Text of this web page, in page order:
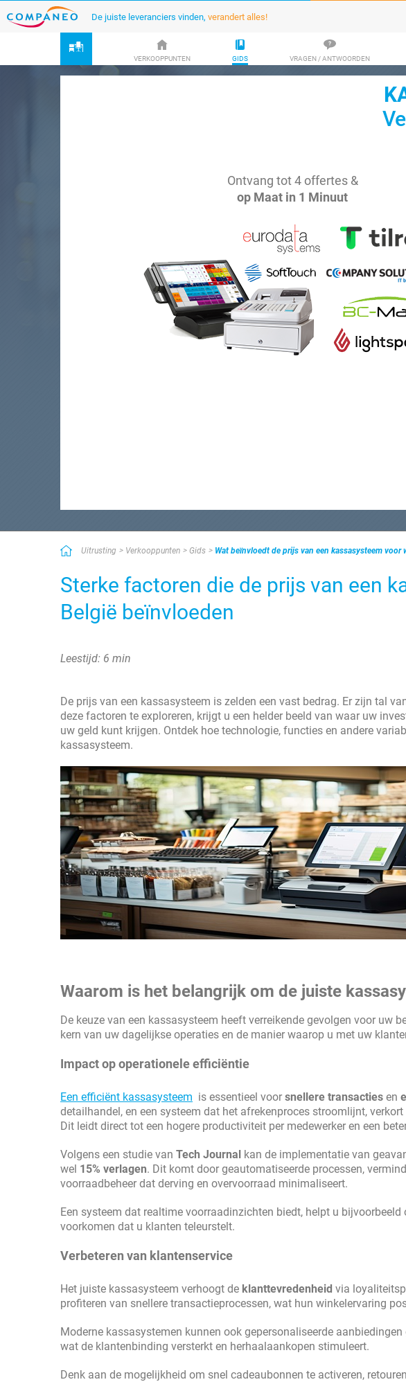
De juiste leveranciers vinden, verandert alles!
VERKOOPPUNTEN GIDS VRAGEN / ANTWOORDEN
Ontvang tot 4 offertes &
op Maat in 1 Minuut
Uitrusting Verkooppunten Gids Wat beïnvloedt de prijs van een kassasysteem voor
Sterke factoren die de prijs van een
België beïnvloeden
Leestijd: 6 min
De prijs van een kassasysteem is zelden een vast bedrag. Er zijn tal
deze factoren te exploreren, krijgt u een helder beeld van waar uw
uw geld kunt krijgen. Ontdek hoe technologie, functies en andere
kassasysteem.
Waarom is het belangrijk om de juiste
De keuze van een kassasysteem heeft verreikende gevolgen voor uw
kern van uw dagelijkse operaties en de manier waarop u met uw
Impact op operationele efficiëntie
Een efficiënt kassasysteem is essentieel voor snellere transacties en
detailhandel, en een systeem dat het afrekenproces stroomlijnt,
Dit leidt direct tot een hogere productiviteit per medewerker en een
Volgens een studie van Tech Journal kan de implementatie van
wel 15% verlagen. Dit komt door geautomatiseerde processen,
voorraadbeheer dat derving en overvoorraad minimaliseert.
Een systeem dat realtime voorraadinzichten biedt, helpt u
voorkomen dat u klanten teleurstelt.
Verbeteren van klantenservice
Het juiste kassasysteem verhoogt de klanttevredenheid via
profiteren van snellere transactieprocessen, wat hun winkelervaring
Moderne kassasystemen kunnen ook gepersonaliseerde
wat de klantenbinding versterkt en herhaalaankopen stimuleert.
Denk aan de mogelijkheid om snel cadeaubonnen te activeren,